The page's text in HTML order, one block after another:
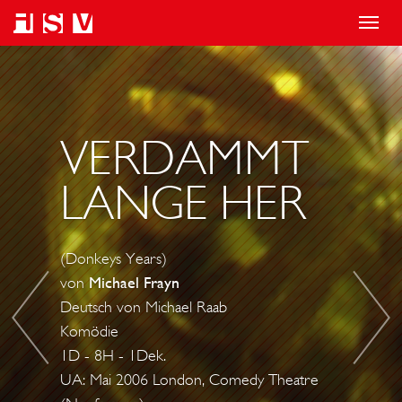
T
o
g
g
l
e
n
v
g
t
S
T
C
H
N
W
I
L
D
E
R
H
O
I
G
VERDAMMT
LANGE HER
(Donkeys Years)
von Michael Frayn
Deutsch von Michael Raab
Komödie
1D - 8H - 1Dek.
UA: Mai 2006 London, Comedy Theatre